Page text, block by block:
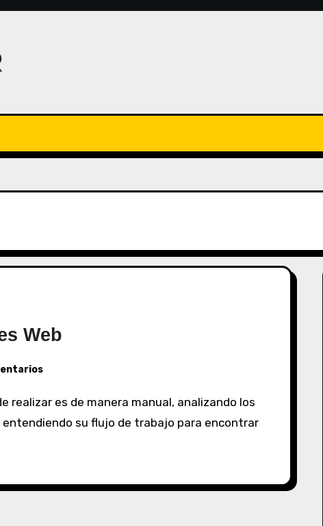
Web
su flujo de trabajo para encontrar